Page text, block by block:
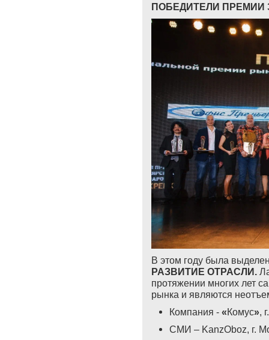
ПОБЕДИТЕЛИ ПРЕМИИ
В этом году была
РАЗВИТИЕ ОТРАСЛИ.
протяжении многих лет
рынка и являются
Компания - «Комус»,
СМИ – KanzOboz, г.